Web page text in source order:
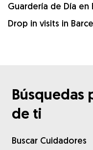
Guardería de Día en
Drop in visits in
Búsquedas
de ti
Buscar Cuidadores